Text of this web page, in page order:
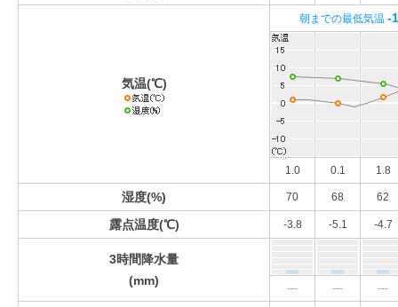
気温(℃)
朝までの最低気温 -
1.0 0.1 1.8
湿度(%) 70 68 62
露点温度(℃) -3.8 -5.1 -4.7
3時間降水量
(mm)
--- --- ---